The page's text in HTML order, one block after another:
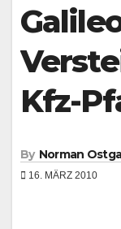
Kfz-
By Norman
16. MÄRZ 2010